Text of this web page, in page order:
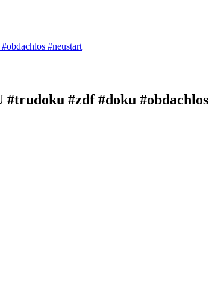
#neustart
#zdf #doku #obdachlos